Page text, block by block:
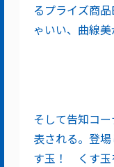
るプライズ商
ゃいい、曲線
そして告知コ
表される。登
す玉！ くす玉